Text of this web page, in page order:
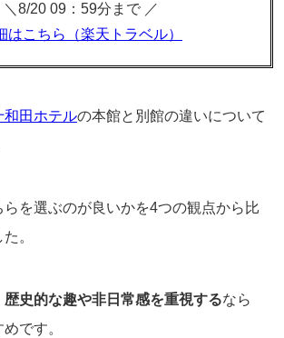
＼8/20 09：59分まで ／
はこちら（楽天トラベル）
和田ホテルの本館と別館の違いについて
を選ぶのが良いかを4つの観点から比
。
歴史的な趣や非日常感を重視するなら
です。